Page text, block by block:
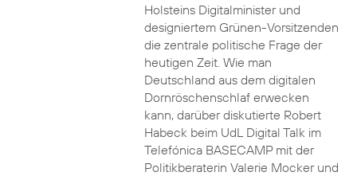
Holsteins Digitalminister und
designiertem Grünen-Vorsitzenden
die zentrale politische Frage der
heutigen Zeit. Wie man
Deutschland aus dem digitalen
Dornröschenschlaf erwecken
kann, darüber diskutierte Robert
Habeck beim UdL Digital Talk im
Telefónica BASECAMP mit der
Politikberaterin Valerie Mocker und